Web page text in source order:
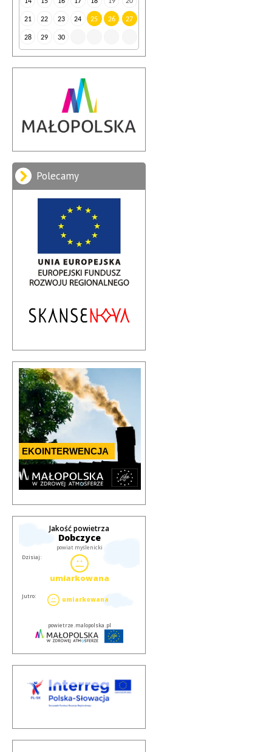
21 22 23 24 25 26 27
28 29 30
Polecamy